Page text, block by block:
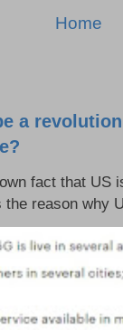
Home
a
fact that US
reason why